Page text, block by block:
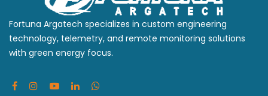
Fortuna Argatech specializes in custom engineering
technology, telemetry, and remote monitoring solutions
with green energy focus.